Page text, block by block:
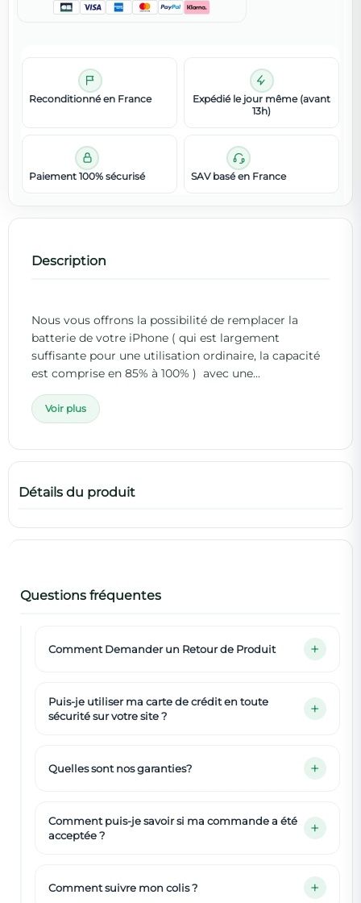
Reconditionné en France
Expédié le jour même (avant
13h)
Paiement 100% sécurisé SAV basé en France
Description
Nous vous offrons la possibilité de remplacer la
batterie de votre iPhone ( qui est largement
suffisante pour une utilisation ordinaire, la capacité
est comprise en 85% à 100% ) avec une...
Voir plus
Détails du produit
Questions fréquentes
Comment Demander un Retour de Produit
Puis-je utiliser ma carte de crédit en toute
sécurité sur votre site ?
Quelles sont nos garanties?
Comment puis-je savoir si ma commande a été
acceptée ?
Comment suivre mon colis ?